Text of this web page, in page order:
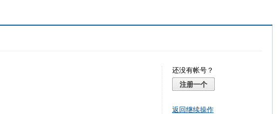
还没有帐号？
注册一个
返回继续操作